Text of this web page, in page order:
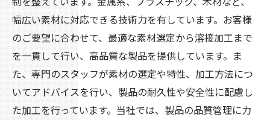
幅広い素材に対応できる技術力を有しています。お客様
のご要望に合わせて、最適な素材選定から溶接加工まで
を一貫して行い、高品質な製品を提供しています。ま
た、専門のスタッフが素材の選定や特性、加工方法につ
いてアドバイスを行い、製品の耐久性や安全性に配慮し
た加工を行っています。当社では、製品の品質管理に力